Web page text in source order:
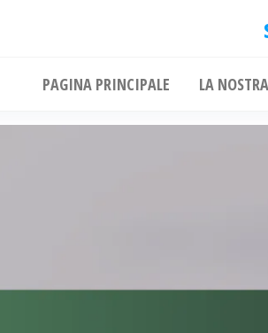
PAGINA PRINCIPALE LA